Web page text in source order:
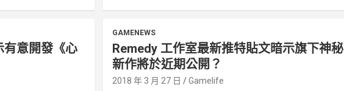
意開發《心
GAMENEWS
Remedy 工作室最新推特貼文暗示旗下神秘
新作將於近期公開？
2018 年 3 月 27 日 Gamelife